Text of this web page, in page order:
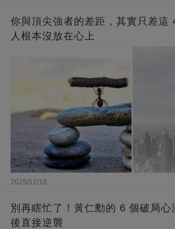
你與頂尖強者的差距，其實只差這
人根本沒放在心上
2025/12/18
別再瞎忙了！黃仁勳的 6 個破局心
後直接逆襲